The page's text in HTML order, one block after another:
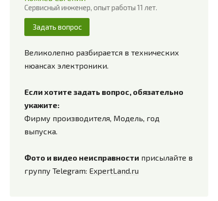
Сервисный инженер, опыт работы 11 лет.
Задать вопрос
Великолепно разбирается в технических
нюансах электроники.
Если хотите задать вопрос, обязательно
укажите:
Фирму производителя, Модель, год
выпуска.
Фото и видео неисправности присылайте в
группу Telegram: ExpertLand.ru